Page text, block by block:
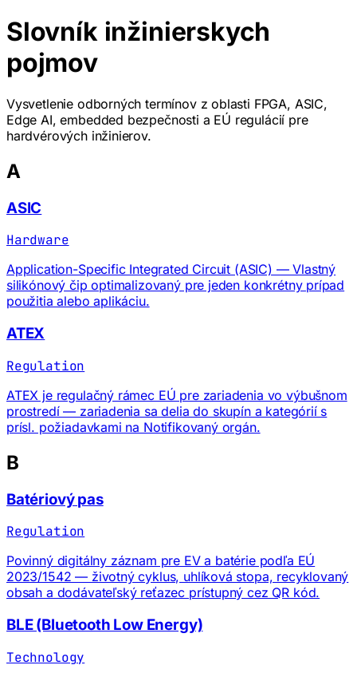
Slovník inžinierskych
pojmov
Vysvetlenie odborných termínov z oblasti FPGA, ASIC,
Edge AI, embedded bezpečnosti a EÚ regulácií pre
hardvérových inžinierov.
A
ASIC
Hardware
Application-Specific Integrated Circuit (ASIC) — Vlastný
silikónový čip optimalizovaný pre jeden konkrétny prípad
použitia alebo aplikáciu.
ATEX
Regulation
ATEX je regulačný rámec EÚ pre zariadenia vo výbušnom
prostredí — zariadenia sa delia do skupín a kategórií s
prísl. požiadavkami na Notifikovaný orgán.
B
Batériový pas
Regulation
Povinný digitálny záznam pre EV a batérie podľa EÚ
2023/1542 — životný cyklus, uhlíková stopa, recyklovaný
obsah a dodávateľský reťazec prístupný cez QR kód.
BLE (Bluetooth Low Energy)
Technology